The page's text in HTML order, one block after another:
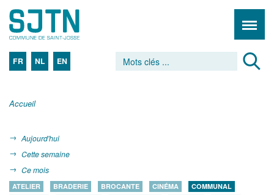
FR NL EN
Accueil
Aujourd'hui
Cette semaine
Ce mois
ATELIER BRADERIE BROCANTE CINÉMA
COMMUNAL